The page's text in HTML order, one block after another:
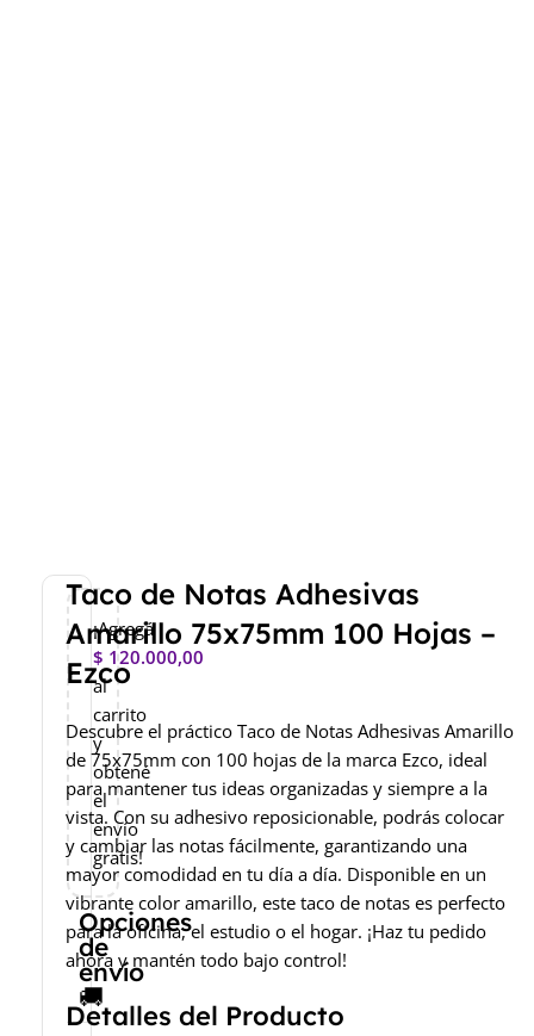
Taco de Notas Adhesivas
Amarillo 75x75mm 100 Hojas –
Ezco
Descubre el práctico Taco de Notas Adhesivas Amarillo
de 75x75mm con 100 hojas de la marca Ezco, ideal
para mantener tus ideas organizadas y siempre a la
vista. Con su adhesivo reposicionable, podrás colocar
y cambiar las notas fácilmente, garantizando una
mayor comodidad en tu día a día. Disponible en un
vibrante color amarillo, este taco de notas es perfecto
para la oficina, el estudio o el hogar. ¡Haz tu pedido
ahora y mantén todo bajo control!
Detalles del Producto
¡Agregá
$ 120.000,00
al
carrito
y
obtené
el
envío
gratis!
Opciones
de
envío
🚚